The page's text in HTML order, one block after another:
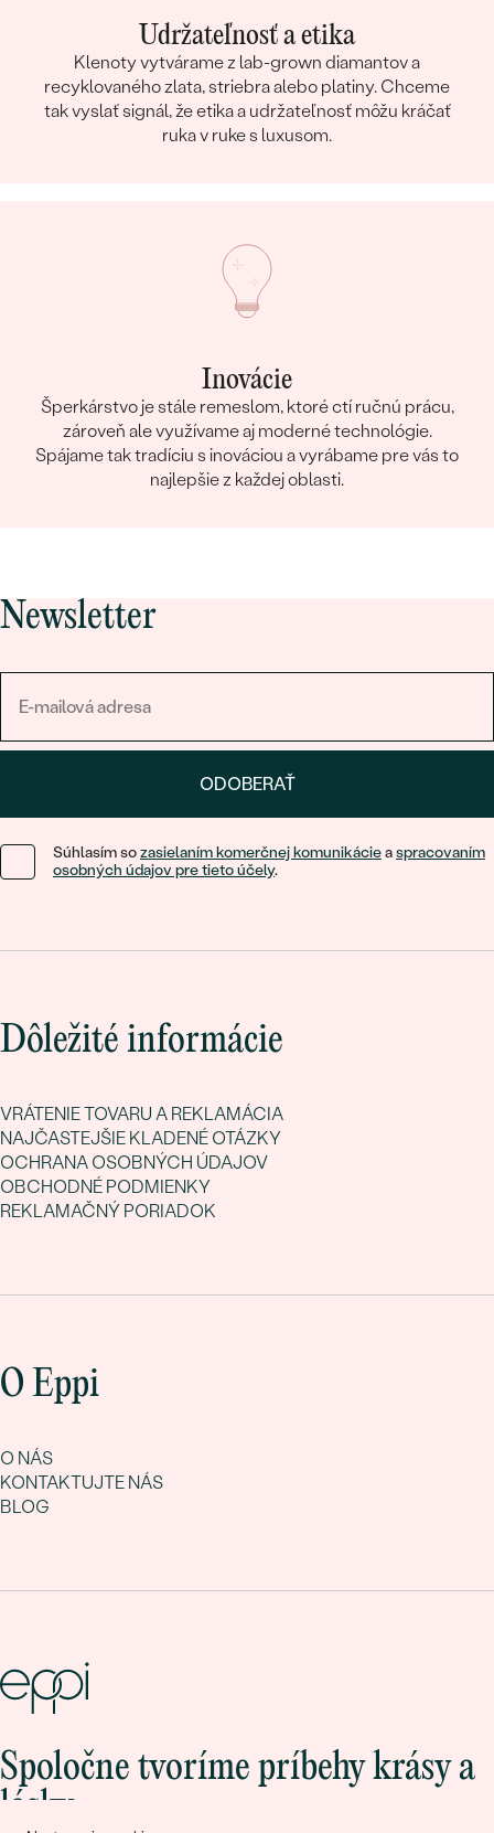
Udržateľnosť a etika
Klenoty vytvárame z lab-grown diamantov a
recyklovaného zlata, striebra alebo platiny. Chceme
tak vyslať signál, že etika a udržateľnosť môžu kráčať
ruka v ruke s luxusom.
Inovácie
Šperkárstvo je stále remeslom, ktoré ctí ručnú prácu,
zároveň ale využívame aj moderné technológie.
Spájame tak tradíciu s inováciou a vyrábame pre vás to
najlepšie z každej oblasti.
Newsletter
ODOBERAŤ
Súhlasím sozasielaním komerčnej komunikácieaspracovaním
osobných údajov pre tieto účely.
Dôležité informácie
VRÁTENIE TOVARU A REKLAMÁCIA
NAJČASTEJŠIE KLADENÉ OTÁZKY
OCHRANA OSOBNÝCH ÚDAJOV
OBCHODNÉ PODMIENKY
REKLAMAČNÝ PORIADOK
O Eppi
O NÁS
KONTAKTUJTE NÁS
BLOG
Spoločne tvoríme príbehy krásy a
lásky